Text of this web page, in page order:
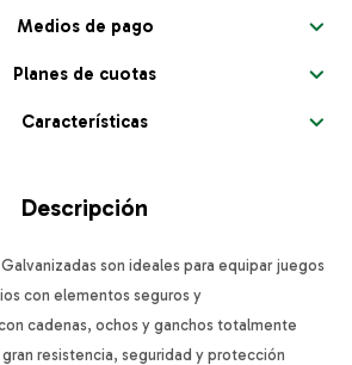
Medios de pago
Planes de cuotas
Características
Descripción
son ideales para equipar juegos
con elementos seguros y
cadenas, ochos y ganchos totalmente
resistencia, seguridad y protección